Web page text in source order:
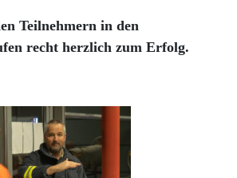
Teilnehmern in den
recht herzlich zum Erfolg.